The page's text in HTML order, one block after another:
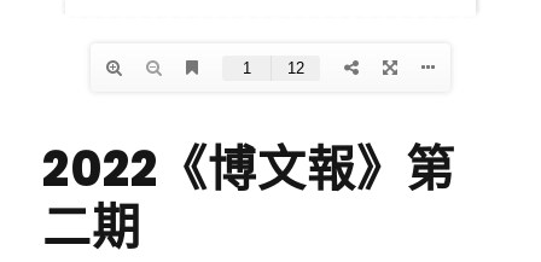
2022《博文報》第
二期